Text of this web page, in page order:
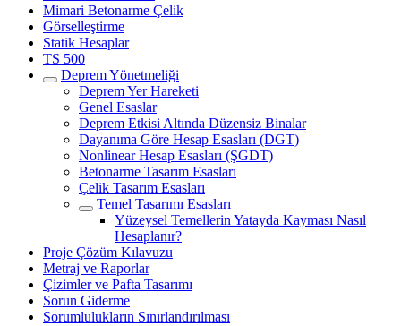
Mimari Betonarme Çelik
Görselleştirme
Statik Hesaplar
TS 500
Deprem Yönetmeliği
Deprem Yer Hareketi
Genel Esaslar
Deprem Etkisi Altında Düzensiz Binalar
Dayanıma Göre Hesap Esasları (DGT)
Nonlinear Hesap Esasları (ŞGDT)
Betonarme Tasarım Esasları
Çelik Tasarım Esasları
Temel Tasarımı Esasları
Yüzeysel Temellerin Yatayda Kayması Nasıl
Hesaplanır?
Proje Çözüm Kılavuzu
Metraj ve Raporlar
Çizimler ve Pafta Tasarımı
Sorun Giderme
Sorumlulukların Sınırlandırılması